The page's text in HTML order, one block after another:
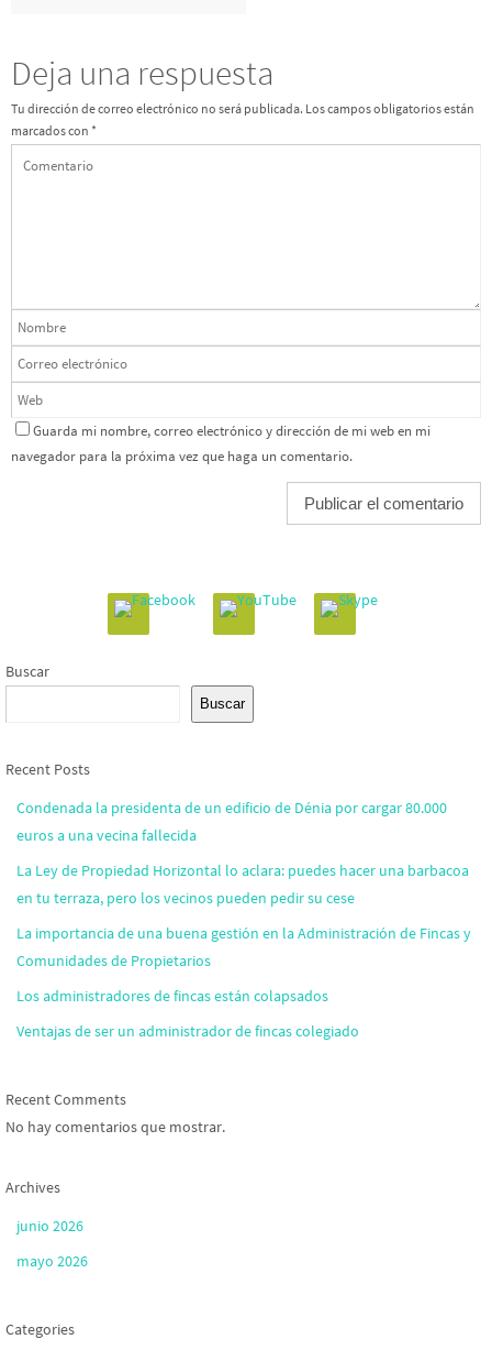
Deja una respuesta
Tu dirección de correo electrónico no será publicada. Los campos obligatorios están
marcados con *
Guarda mi nombre, correo electrónico y dirección de mi web en mi
navegador para la próxima vez que haga un comentario.
Buscar
Buscar
Recent Posts
Condenada la presidenta de un edificio de Dénia por cargar 80.000
euros a una vecina fallecida
La Ley de Propiedad Horizontal lo aclara: puedes hacer una barbacoa
en tu terraza, pero los vecinos pueden pedir su cese
La importancia de una buena gestión en la Administración de Fincas y
Comunidades de Propietarios
Los administradores de fincas están colapsados
Ventajas de ser un administrador de fincas colegiado
Recent Comments
No hay comentarios que mostrar.
Archives
junio 2026
mayo 2026
Categories